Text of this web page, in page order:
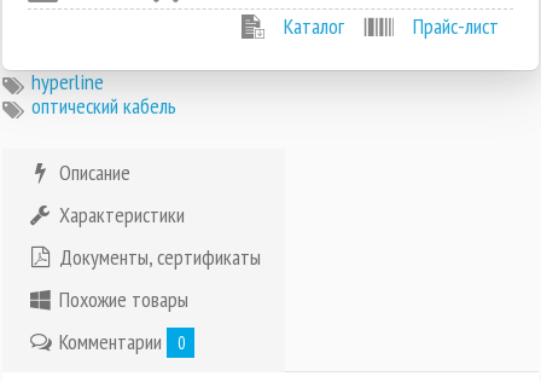
Каталог
Прайс-лист
hyperline
оптический кабель
Описание
Характеристики
Документы, сертификаты
Похожие товары
Комментарии
0